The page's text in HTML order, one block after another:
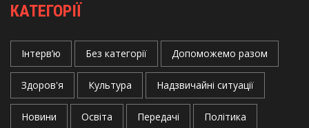
КАТЕГОРІЇ
Інтерв’ю Без категорії Допоможемо разом
Здоров'я Культура Надзвичайні ситуації
Новини Освіта Передачі Політика